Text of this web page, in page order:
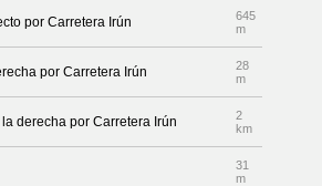
por Carretera Irún
645
m
por Carretera Irún
28
m
derecha por Carretera Irún
2
km
31
m